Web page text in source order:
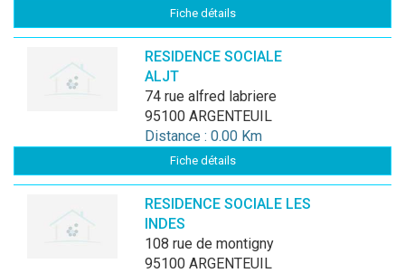
Fiche détails
RESIDENCE SOCIALE
ALJT
74 rue alfred labriere
95100 ARGENTEUIL
Distance : 0.00 Km
Fiche détails
RESIDENCE SOCIALE LES
INDES
108 rue de montigny
95100 ARGENTEUIL